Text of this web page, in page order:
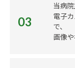
03
当病
電子
で、
画像